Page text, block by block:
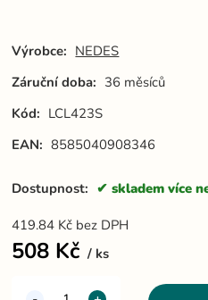
Výrobce: NEDES
Záruční doba: 36 měsíců
Kód: LCL423S
EAN: 8585040908346
Dostupnost: skladem více
419.84 Kč bez DPH
508 Kč ks